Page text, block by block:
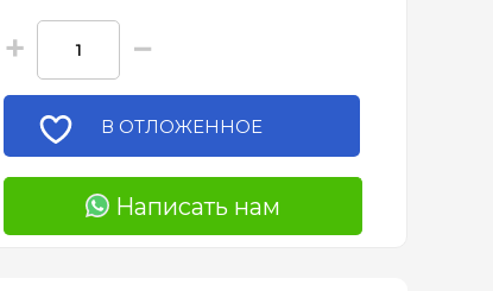
+ −
В ОТЛОЖЕННОЕ
Написать нам